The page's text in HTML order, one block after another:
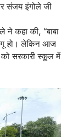
संजय इंगोले जी
ने कहा की, “बाबा
हो। लेकिन आज
को सरकारी स्कूल में